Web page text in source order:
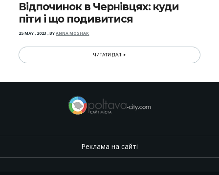
Відпочинок в Чернівцях: куди
піти і що подивитися
25 MAY , 2023 ,BYANNA MOSHAK
ЧИТАТИ ДАЛІ
Реклама на сайті